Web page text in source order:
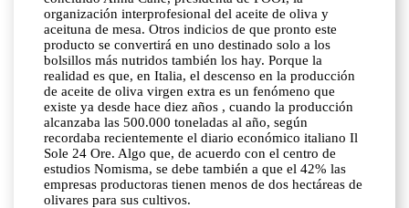
organización interprofesional del aceite de oliva y
aceituna de mesa. Otros indicios de que pronto este
producto se convertirá en uno destinado solo a los
bolsillos más nutridos también los hay. Porque la
realidad es que, en Italia, el descenso en la producción
de aceite de oliva virgen extra es un fenómeno que
existe ya desde hace diez años , cuando la producción
alcanzaba las 500.000 toneladas al año, según
recordaba recientemente el diario económico italiano Il
Sole 24 Ore. Algo que, de acuerdo con el centro de
estudios Nomisma, se debe también a que el 42% las
empresas productoras tienen menos de dos hectáreas de
olivares para sus cultivos.